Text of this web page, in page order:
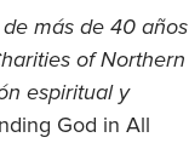
más de 40 años
of Northern
espiritual y
God in All